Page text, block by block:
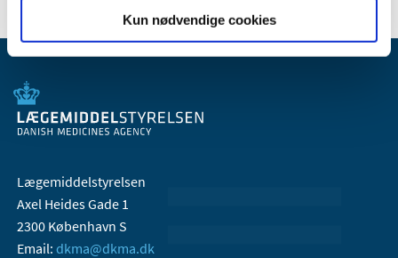
Kun nødvendige cookies
Lægemiddelstyrelsen
Axel Heides Gade 1
2300 København S
Email: dkma@dkma.dk